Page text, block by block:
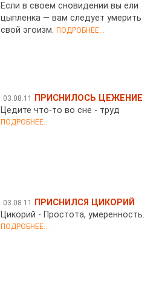
Если в своем сновидении вы ели
цыпленка — вам следует умерить
свой эгоизм. ПОДРОБНЕЕ...
03.08.11
ПРИСНИЛОСЬ ЦЕЖЕНИЕ
Цедите что-то во сне - труд
ПОДРОБНЕЕ...
03.08.11
ПРИСНИЛСЯ ЦИКОРИЙ
Цикорий - Простота, умеренность.
ПОДРОБНЕЕ...